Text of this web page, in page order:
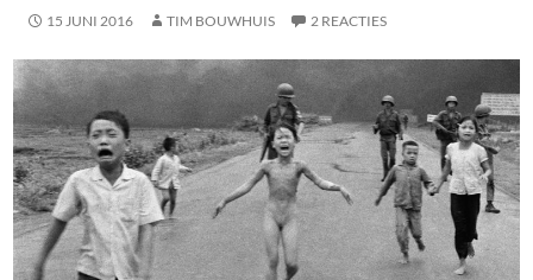
15 JUNI 2016 TIM BOUWHUIS 2 REACTIES